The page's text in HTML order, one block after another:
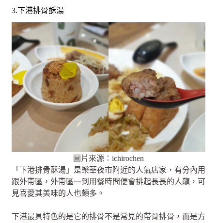
3.下港排骨酥湯
圖片來源：ichirochen
「下港排骨酥湯」是樂華夜市附近的人氣店家，有分內用
跟外帶區，外帶區一到用餐時間便會排起長長的人龍，可
見喜愛其美味的人也頗多。
下港最具特色的是它的排骨不是常見的帶骨排骨，而是方